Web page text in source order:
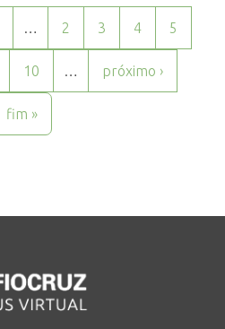
… 2 3 4 5
10 … próximo ›
fim »